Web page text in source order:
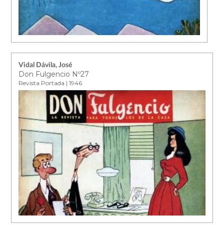
Vidal Dávila, José
Don Fulgencio Nº27
Revista Portada | 1946